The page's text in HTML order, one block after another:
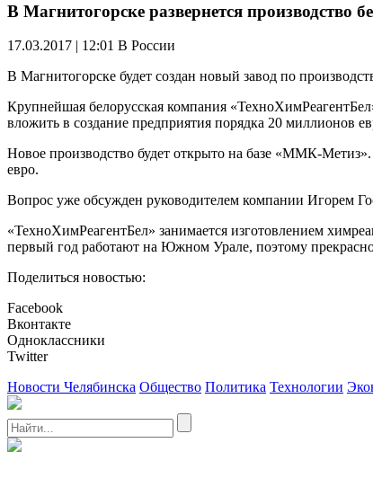
В Магнитогорске развернется производство
17.03.2017 | 12:01 В России
В Магнитогорске будет создан новый завод по
Крупнейшая белорусская компания
вложить в создание предприятия порядка 20 миллионов
Новое производство будет открыто на базе «ММК-
евро.
Вопрос уже обсужден руководителем компании Игорем
«ТехноХимРеагентБел» занимается изготовлением
первый год работают на Южном Урале, поэтому
Поделиться новостью:
Facebook
Вконтакте
Одноклассники
Twitter
Новости Челябинска Общество Политика Технологии